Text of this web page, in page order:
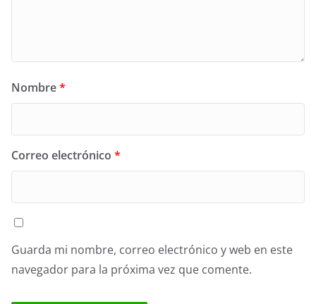
Nombre*
Correo electrónico *
Guarda mi nombre, correo electrónico y web en este
navegador para la próxima vez que comente.